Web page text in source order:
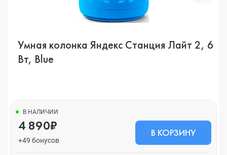
Умная колонка Яндекс Станция Лайт 2, 6
Вт, Blue
В НАЛИЧИИ
4 890₽
+49 бонусов
В КОРЗИНУ